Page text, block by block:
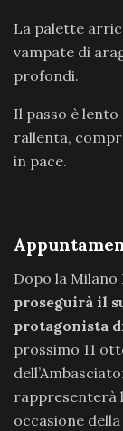
La palette
vampate di
profondi.
Il passo è
rallenta,
in pace.
Dopo la Milano
proseguirà il
protagonista
prossimo 11
rappresenterà
occasione